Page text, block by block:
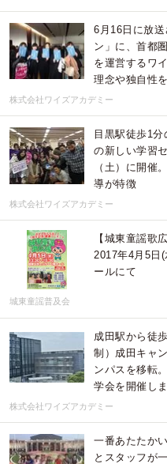
6月16日に放
ン」に、首都
を運営するワ
理念や独自性
株式会社ワイズアカデミー
目黒駅徒歩1
の新しい学習
（土）に開催
導が特徴
株式会社ワイズアカデミー
【城東童謡歌
2017年4月5日
ールにて
城東童謡普及会
成田駅から徒
制）成田キャ
ンパスを移転
学会を開催しま
株式会社ワイズアカデミー
一番あたたか
とスタッフが